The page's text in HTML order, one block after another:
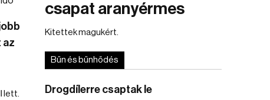
az
lett.
csapat aranyérmes
Kitettek magukért.
Bűn és bűnhődés
Drogdílerre csaptak le